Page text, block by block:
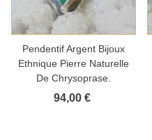
Ajouter au panier
Pendentif Argent Bijoux
Ethnique Pierre Naturelle
De Chrysoprase.
94,00 €